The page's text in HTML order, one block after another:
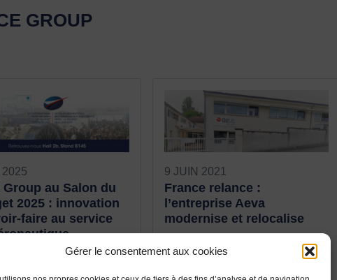
Gérer le consentement aux cookies
GROUP
Group au Salon du
2025 : innovation
faire au service
au 22 juin 2025, AECE
9 JUIN 2021
France relance :
l’entreprise Aeva
modernise et relocalise
(Nouvelle Aquitaine) est
spécialisée dans les systèmes